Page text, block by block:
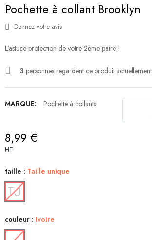
Pochette à collant Brooklyn
Donnez votre avis
L'astuce protection de votre 2ème paire !
3 personnes regardent ce produit actuellement
MARQUE: Pochette à collants
8,99 €
HT
taille : Taille unique
couleur : Ivoire